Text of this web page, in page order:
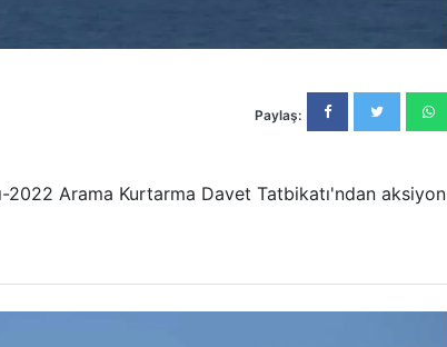
Paylaş:
2022 Arama Kurtarma Davet Tatbikatı'ndan aksiyon